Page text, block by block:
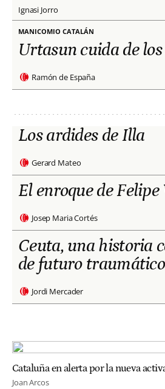
Ignasi Jorro
MANICOMIO CATALÁN
Urtasun cuida de los
Ramón de España
Los ardides de Illa
Gerard Mateo
El enroque de Felipe
Josep Maria Cortés
Ceuta, una historia
de futuro traumático
Jordi Mercader
Cataluña en alerta por la nueva
Joan Arcos